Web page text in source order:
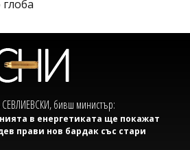
бивш министър:
в енергетиката ще покажат
прави нов бардак със стари